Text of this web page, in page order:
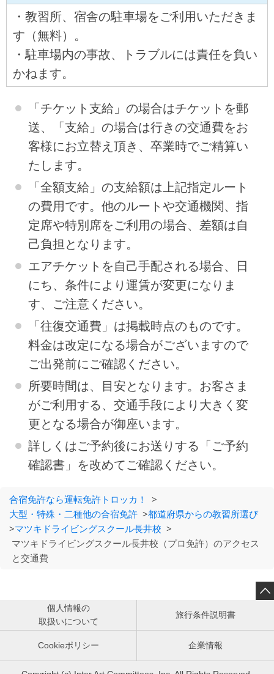
・教習所、宿舎の駐車場をご利用いただきま
す（無料）。
・駐車場内の事故、トラブルには責任を負い
かねます。
「チケット支給」の場合はチケットを郵
送、「支給」の場合は行きの交通費をお
客様にお立替え頂き、卒業時でご精算い
たします。
「全額支給」の支給額は上記指定ルート
の費用です。他のルートや交通機関、指
定席や特別席をご利用の場合、差額は自
己負担となります。
エアチケットを自己手配される場合、日
にち、条件により運賃が変更になりま
す、ご注意ください。
「往復交通費」は掲載時点のものです。
料金は改定になる場合がございますので
ご出発前にご確認ください。
所要時間は、目安となります。お客さま
がご利用する、交通手段により大きく変
更となる場合が御座います。
詳しくはご予約後にお送りする「ご予約
確認書」を改めてご確認ください。
合宿免許なら運転免許トロッカ！
>
大型・特殊・二種他の合宿免許 >都道府県からの教習所選び
>マツキドライビングスクール長井校 >
マツキドライビングスクール長井校（プロ免許）のアクセス
と交通費

個人情報の
取扱いについて
旅行条件説明書
Cookieポリシー 企業情報